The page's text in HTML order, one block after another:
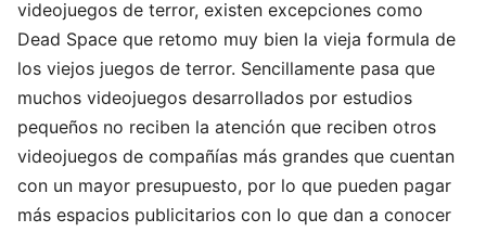
videojuegos de terror, existen excepciones como
Dead Space que retomo muy bien la vieja formula de
los viejos juegos de terror. Sencillamente pasa que
muchos videojuegos desarrollados por estudios
pequeños no reciben la atención que reciben otros
videojuegos de compañías más grandes que cuentan
con un mayor presupuesto, por lo que pueden pagar
más espacios publicitarios con lo que dan a conocer